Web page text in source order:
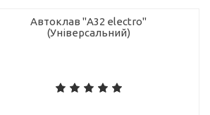
Автоклав "А32 electro"
(Універсальний)